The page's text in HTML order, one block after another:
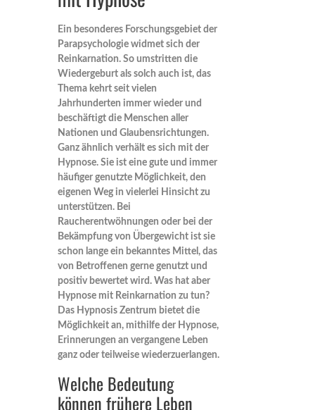
Ein besonderes Forschungsgebiet der
Parapsychologie widmet sich der
Reinkarnation. So umstritten die
Wiedergeburt als solch auch ist, das
Thema kehrt seit vielen
Jahrhunderten immer wieder und
beschäftigt die Menschen aller
Nationen und Glaubensrichtungen.
Ganz ähnlich verhält es sich mit der
Hypnose. Sie ist eine gute und immer
häufiger genutzte Möglichkeit, den
eigenen Weg in vielerlei Hinsicht zu
unterstützen. Bei
Raucherentwöhnungen oder bei der
Bekämpfung von Übergewicht ist sie
schon lange ein bekanntes Mittel, das
von Betroffenen gerne genutzt und
positiv bewertet wird. Was hat aber
Hypnose mit Reinkarnation zu tun?
Das Hypnosis Zentrum bietet die
Möglichkeit an, mithilfe der Hypnose,
Erinnerungen an vergangene Leben
ganz oder teilweise wiederzuerlangen.
Welche Bedeutung
können frühere Leben